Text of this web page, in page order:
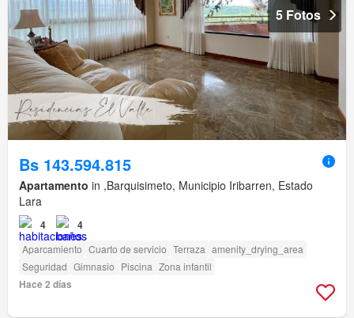
5 Fotos
Bs 143.594.815
Apartamento in ,Barquisimeto, Municipio Iribarren, Estado
Lara
4 4
Aparcamiento Cuarto de servicio Terraza amenity_drying_area
Seguridad Gimnasio Piscina Zona infantil
Hace 2 días